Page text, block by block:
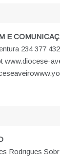
E
234 377
www.diocese-
Rodrigues